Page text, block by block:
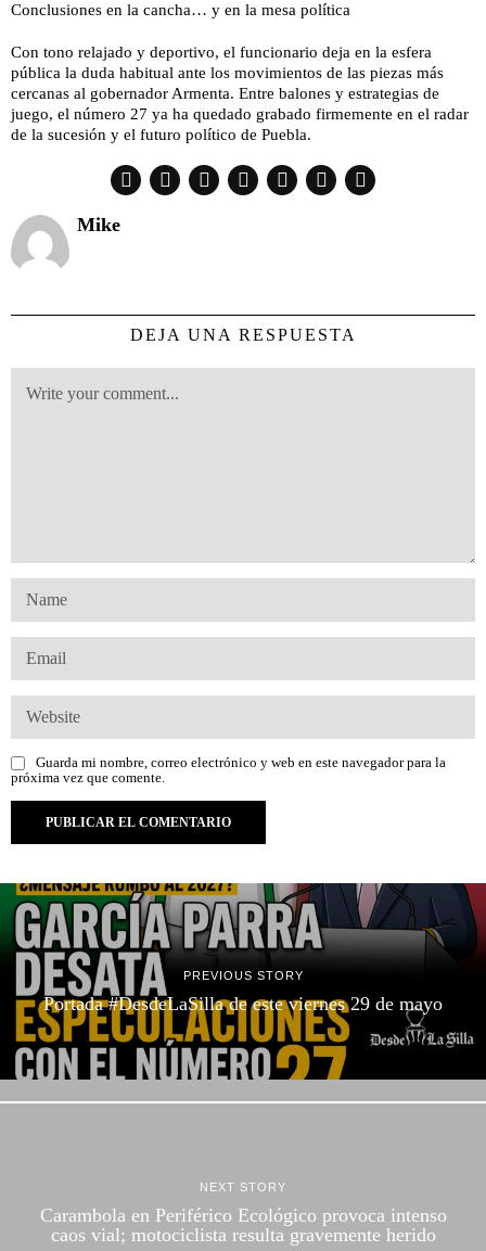
Conclusiones en la cancha… y en la mesa política
Con tono relajado y deportivo, el funcionario deja en la esfera
pública la duda habitual ante los movimientos de las piezas más
cercanas al gobernador Armenta. Entre balones y estrategias de
juego, el número 27 ya ha quedado grabado firmemente en el radar
de la sucesión y el futuro político de Puebla.
Mike
DEJA UNA RESPUESTA
Guarda mi nombre, correo electrónico y web en este navegador para la
próxima vez que comente.
PREVIOUS STORY
Portada #DesdeLaSilla de este viernes 29 de mayo
NEXT STORY
Carambola en Periférico Ecológico provoca intenso
caos vial; motociclista resulta gravemente herido